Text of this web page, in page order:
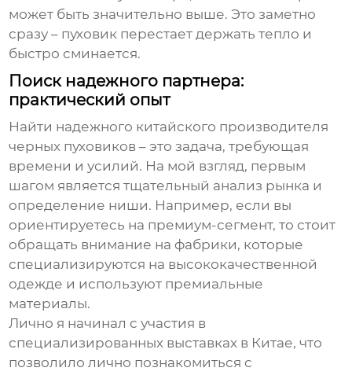
может быть значительно выше. Это заметно
сразу – пуховик перестает держать тепло и
быстро сминается.
Поиск надежного партнера:
практический опыт
Найти надежного китайского производителя
черных пуховиков – это задача, требующая
времени и усилий. На мой взгляд, первым
шагом является тщательный анализ рынка и
определение ниши. Например, если вы
ориентируетесь на премиум-сегмент, то стоит
обращать внимание на фабрики, которые
специализируются на высококачественной
одежде и используют премиальные
материалы.
Лично я начинал с участия в
специализированных выставках в Китае, что
позволило лично познакомиться с